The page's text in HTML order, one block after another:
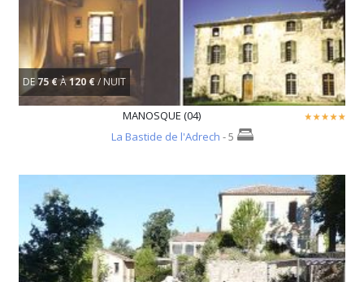
DE75 €À120 €/ NUIT
MANOSQUE (04)
La Bastide de l'Adrech - 5